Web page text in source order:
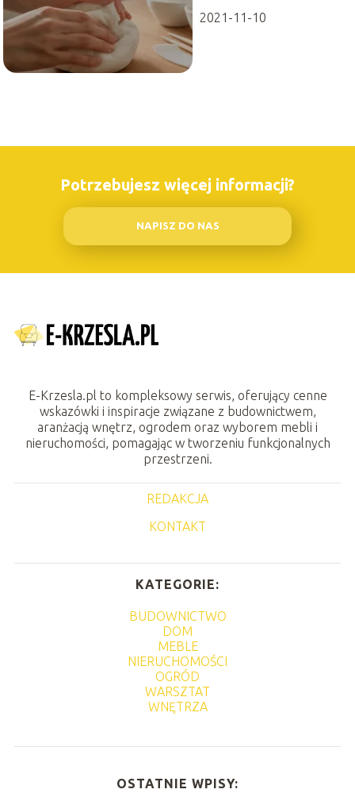
2021-11-10
Potrzebujesz więcej informacji?
NAPISZ DO NAS
E-Krzesla.pl to kompleksowy serwis, oferujący cenne
wskazówki i inspiracje związane z budownictwem,
aranżacją wnętrz, ogrodem oraz wyborem mebli i
nieruchomości, pomagając w tworzeniu funkcjonalnych
przestrzeni.
REDAKCJA
KONTAKT
KATEGORIE:
BUDOWNICTWO
DOM
MEBLE
NIERUCHOMOŚCI
OGRÓD
WARSZTAT
WNĘTRZA
OSTATNIE WPISY: